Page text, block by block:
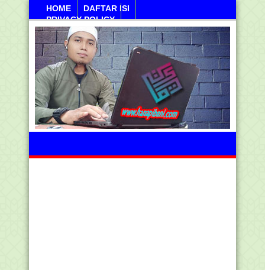
HOME
DAFTAR ISI
PRIVACY POLICY
Kamis, 06 Agustus 2026